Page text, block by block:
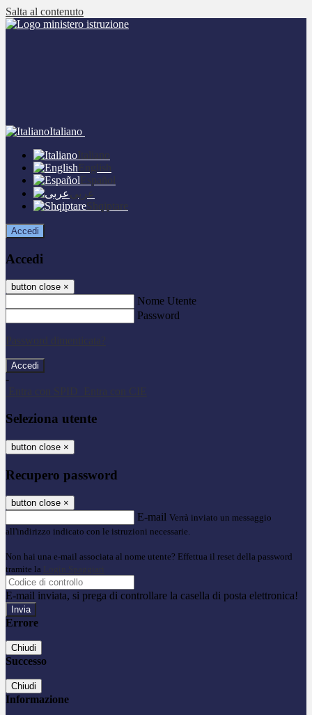
Salta al contenuto
Italiano
Italiano
English
Español
عربى
Shqiptare
Accedi
Accedi
button close ×
Nome Utente
Password
Password dimenticata?
-
Entra con SPID
Entra con CIE
Seleziona utente
button close ×
Recupero password
button close ×
E-mail Verrà inviato un messaggio
all'indirizzo indicato con le istruzioni necessarie.
Non hai una e-mail associata al nome utente? Effettua il reset della password
tramite la Login Spaggiari
E-mail inviata, si prega di controllare la casella di posta elettronica!
Errore
Chiudi
Successo
Chiudi
Informazione